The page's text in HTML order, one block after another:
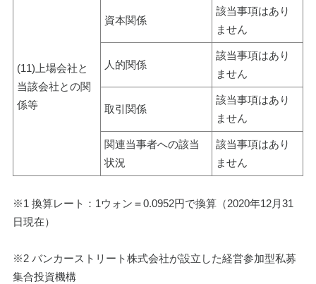
(11)上場会社と
当該会社との関
係等
資本関係
該当事項はあり
ません
人的関係
該当事項はあり
ません
取引関係
該当事項はあり
ません
関連当事者への該当
状況
該当事項はあり
ません
※1 換算レート：1ウォン＝0.0952円で換算（2020年12月31
日現在）
※2 バンカーストリート株式会社が設立した経営参加型私募
集合投資機構